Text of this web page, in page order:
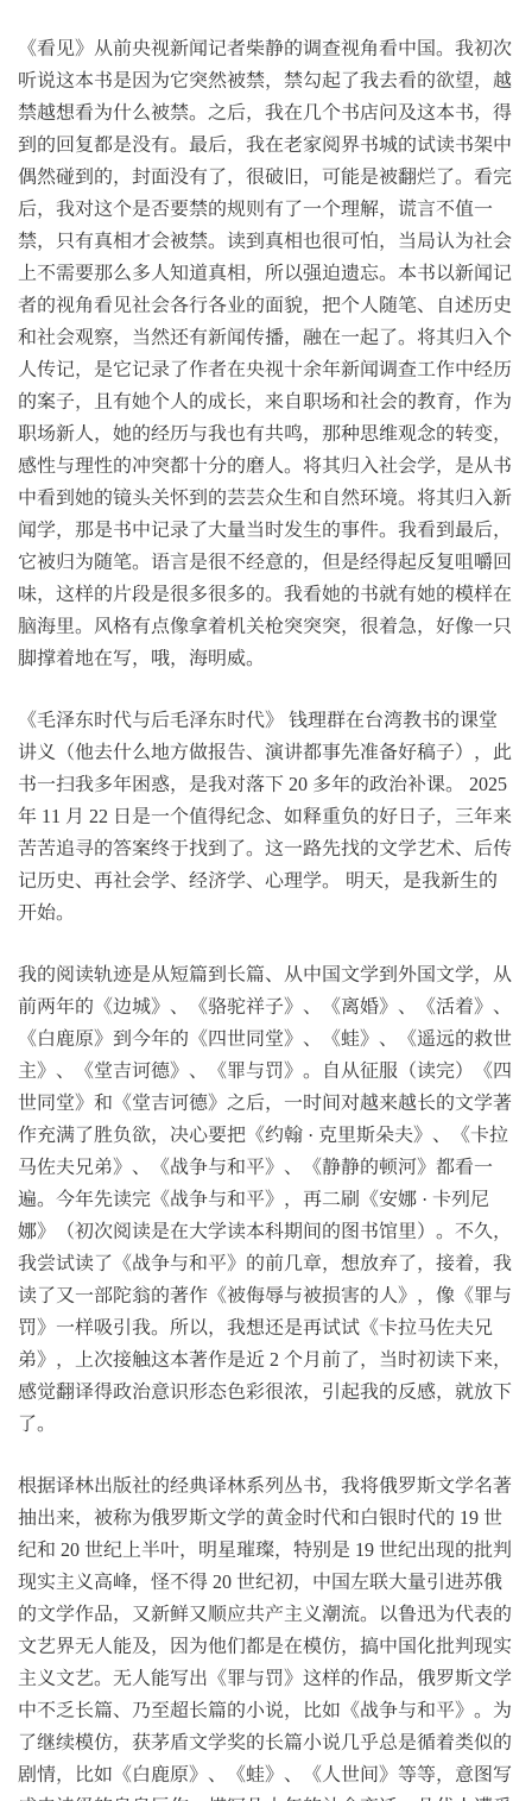
《看见》从前央视新闻记者柴静的调查视角看中国。我初次
听说这本书是因为它突然被禁，禁勾起了我去看的欲望，越
禁越想看为什么被禁。之后，我在几个书店问及这本书，得
到的回复都是没有。最后，我在老家阅界书城的试读书架中
偶然碰到的，封面没有了，很破旧，可能是被翻烂了。看完
后，我对这个是否要禁的规则有了一个理解，谎言不值一
禁，只有真相才会被禁。读到真相也很可怕，当局认为社会
上不需要那么多人知道真相，所以强迫遗忘。本书以新闻记
者的视角看见社会各行各业的面貌，把个人随笔、自述历史
和社会观察，当然还有新闻传播，融在一起了。将其归入个
人传记，是它记录了作者在央视十余年新闻调查工作中经历
的案子，且有她个人的成长，来自职场和社会的教育，作为
职场新人，她的经历与我也有共鸣，那种思维观念的转变，
感性与理性的冲突都十分的磨人。将其归入社会学，是从书
中看到她的镜头关怀到的芸芸众生和自然环境。将其归入新
闻学，那是书中记录了大量当时发生的事件。我看到最后，
它被归为随笔。语言是很不经意的，但是经得起反复咀嚼回
味，这样的片段是很多很多的。我看她的书就有她的模样在
脑海里。风格有点像拿着机关枪突突突，很着急，好像一只
脚撑着地在写，哦，海明威。
《毛泽东时代与后毛泽东时代》 钱理群在台湾教书的课堂
讲义（他去什么地方做报告、演讲都事先准备好稿子），此
书一扫我多年困惑，是我对落下 20 多年的政治补课。 2025
年 11 月 22 日是一个值得纪念、如释重负的好日子，三年来
苦苦追寻的答案终于找到了。这一路先找的文学艺术、后传
记历史、再社会学、经济学、心理学。 明天，是我新生的
开始。
我的阅读轨迹是从短篇到长篇、从中国文学到外国文学，从
前两年的《边城》、《骆驼祥子》、《离婚》、《活着》、
《白鹿原》到今年的《四世同堂》、《蛙》、《遥远的救世
主》、《堂吉诃德》、《罪与罚》。自从征服（读完）《四
世同堂》和《堂吉诃德》之后，一时间对越来越长的文学著
作充满了胜负欲，决心要把《约翰 · 克里斯朵夫》、《卡拉
马佐夫兄弟》、《战争与和平》、《静静的顿河》都看一
遍。今年先读完《战争与和平》，再二刷《安娜 · 卡列尼
娜》（初次阅读是在大学读本科期间的图书馆里）。不久，
我尝试读了《战争与和平》的前几章，想放弃了，接着，我
读了又一部陀翁的著作《被侮辱与被损害的人》，像《罪与
罚》一样吸引我。所以，我想还是再试试《卡拉马佐夫兄
弟》，上次接触这本著作是近 2 个月前了，当时初读下来，
感觉翻译得政治意识形态色彩很浓，引起我的反感，就放下
了。
根据译林出版社的经典译林系列丛书，我将俄罗斯文学名著
抽出来，被称为俄罗斯文学的黄金时代和白银时代的 19 世
纪和 20 世纪上半叶，明星璀璨，特别是 19 世纪出现的批判
现实主义高峰，怪不得 20 世纪初，中国左联大量引进苏俄
的文学作品，又新鲜又顺应共产主义潮流。以鲁迅为代表的
文艺界无人能及，因为他们都是在模仿，搞中国化批判现实
主义文艺。无人能写出《罪与罚》这样的作品，俄罗斯文学
中不乏长篇、乃至超长篇的小说，比如《战争与和平》。为
了继续模仿，获茅盾文学奖的长篇小说几乎总是循着类似的
剧情，比如《白鹿原》、《蛙》、《人世间》等等，意图写